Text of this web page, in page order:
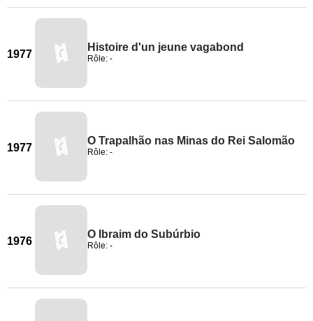
1977
Histoire d'un jeune vagabond
Rôle: -
1977
O Trapalhão nas Minas do Rei Salomão
Rôle: -
1976
O Ibraim do Subúrbio
Rôle: -